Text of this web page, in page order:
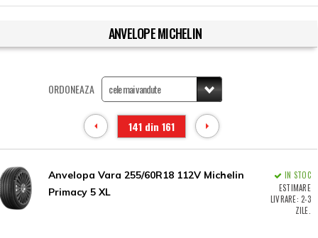
ANVELOPE MICHELIN
ORDONEAZA
141 din 161
Anvelopa Vara 255/60R18 112V Michelin
Primacy 5 XL
IN STOC
ESTIMARE
LIVRARE: 2-3
ZILE.